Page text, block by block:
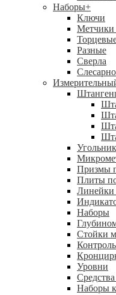
Наборы+
Ключи
Разные
Сверла
Призмы
Плиты
Линейки
Наборы
Стойки
Уровни
Наборы